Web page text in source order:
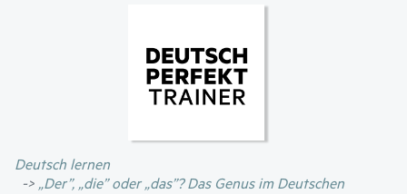
Inhalt
Deutsch lernen
„Der”, „die” oder „das”? Das Genus im Deutschen